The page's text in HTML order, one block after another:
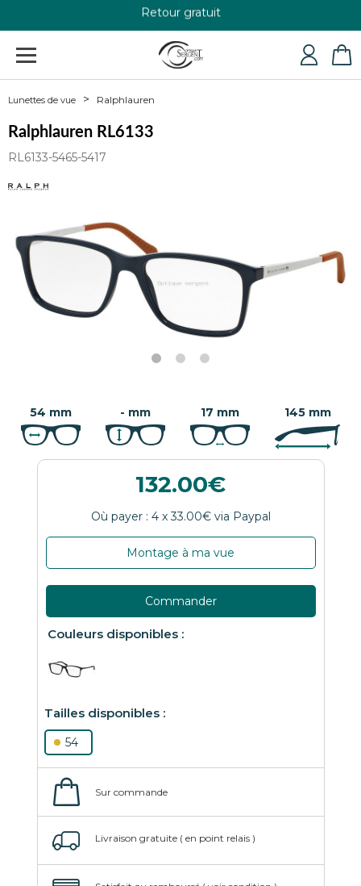
+33 4 79 24 76 84
Lunettes de vue Ralphlauren
Ralphlauren RL6133
RL6133-5465-5417
54 mm - mm 17 mm 145 mm
132.00
Montage à ma vue
Commander
54